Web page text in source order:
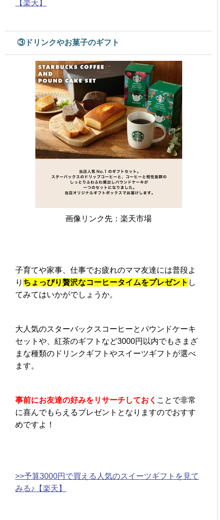
【楽天】
③ドリンクやお菓子のギフト
画像リンク先：楽天市場
子育てや家事、仕事でお疲れのママ友達には普段よ
り ちょっぴり贅沢なコーヒータイムをプレゼント し
てみてはいかがでしょうか。
大人気のスターバックスコーヒーとパウンドケーキ
セットや、紅茶のギフトなど3000円以内でもさまざ
まな種類のドリンクギフトやスイーツギフトが選べ
ます。
事前にお友達の好みをリサーチしておく ことで非常
に喜んでもらえるプレゼントとなりますのでおすす
めですよ！
>>予算3000円で買える人気のスイーツギフトを見て
みる♪【楽天】